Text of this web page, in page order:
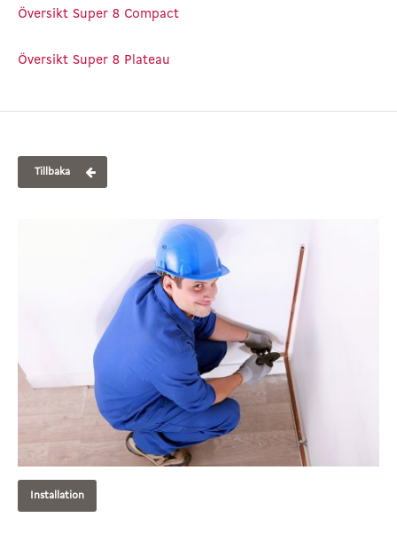
Översikt Super 8 Compact
Översikt Super 8 Plateau
Tillbaka
Installation